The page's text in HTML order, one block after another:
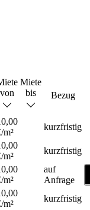
von
Miete
bis
Bezug
m²
kurzfristig
m²
kurzfristig
m²
auf
Anfrage
m²
kurzfristig